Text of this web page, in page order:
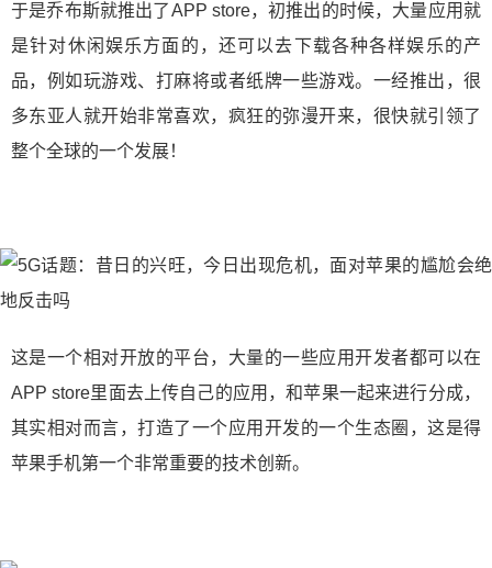
于是乔布斯就推出了APP store，初推出的时候，大量应用就
是针对休闲娱乐方面的，还可以去下载各种各样娱乐的产
品，例如玩游戏、打麻将或者纸牌一些游戏。一经推出，很
多东亚人就开始非常喜欢，疯狂的弥漫开来，很快就引领了
整个全球的一个发展！
这是一个相对开放的平台，大量的一些应用开发者都可以在
APP store里面去上传自己的应用，和苹果一起来进行分成，
其实相对而言，打造了一个应用开发的一个生态圈，这是得
苹果手机第一个非常重要的技术创新。